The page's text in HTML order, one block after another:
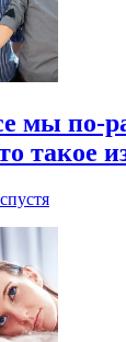
мы по-
такое